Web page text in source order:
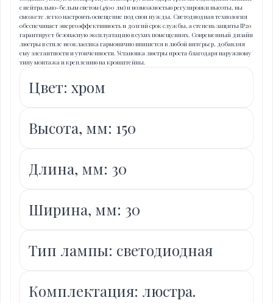
с нейтрально-белым светом (4500 лм) и возможностью регулировки высоты, вы
сможете легко настроить освещение под свои нужды. Светодиодная технология
обеспечивает энергоэффективность и долгий срок службы, а степень защиты IP20
гарантирует безопасную эксплуатацию в сухих помещениях. Современный дизайн
люстры в стиле неоклассика гармонично впишется в любой интерьер, добавляя
ему элегантности и утонченности. Установка люстры проста благодаря наружному
типу монтажа и креплению на кронштейны.
Цвет: хром
Высота, мм: 150
Длина, мм: 30
Ширина, мм: 30
Тип лампы: светодиодная
Комплектация: люстра.